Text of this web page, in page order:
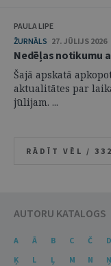
PAULA LIPE
ŽURNĀLS 27. JŪLIJS
Nedēļas notikumu
Šajā apskatā
aktualitātes par
jūlijam. ...
RĀDĪT VĒL /
AUTORU KATALOGS
A Ā B C Č D
Ķ
L Ļ M N Ņ